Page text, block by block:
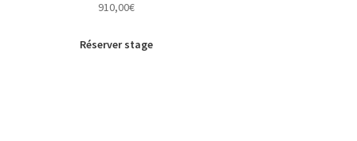
910,00€
Réserver stage